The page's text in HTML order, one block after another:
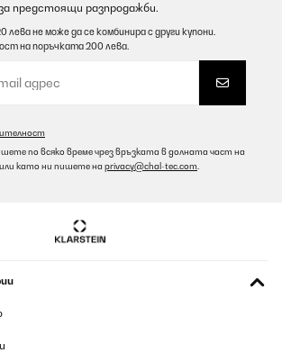
предстоящи разпродажби.
не може да се комбинира с други купони.
на поръчката 200 лева.
по всяко време чрез връзката в долната част на
като ни пишете на privacy@chal-tec.com